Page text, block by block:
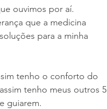
ouvimos por aí.
que a medicina
para a minha
tenho o conforto do
tenho meus outros 5
guiarem.